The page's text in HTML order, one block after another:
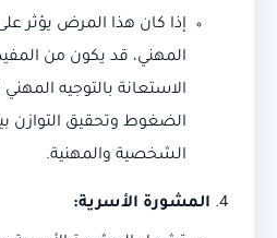
إذا كان هذا المرض يؤثر على
المهني، قد يكون من
الاستعانة بالتوجيه
الضغوط وتحقيق التوازن
الشخصية والمهنية.
المشورة الأسرية: